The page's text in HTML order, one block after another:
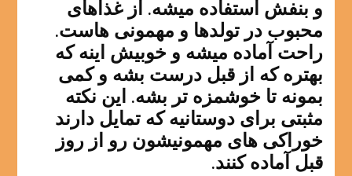
و بنفش استفاده میشه. از غذاهای
محبوب در تولدها و مهمونی هاست.
راحت آماده میشه و خوبیش اینه که
بهتره که از قبل درست بشه و کمی
بمونه تا خوشمزه تر بشه. این نکته
مثبتی برای دوستانیه که تمایل دارند
خوراکی های مهمونیشون رو از روز
قبل آماده کنند.